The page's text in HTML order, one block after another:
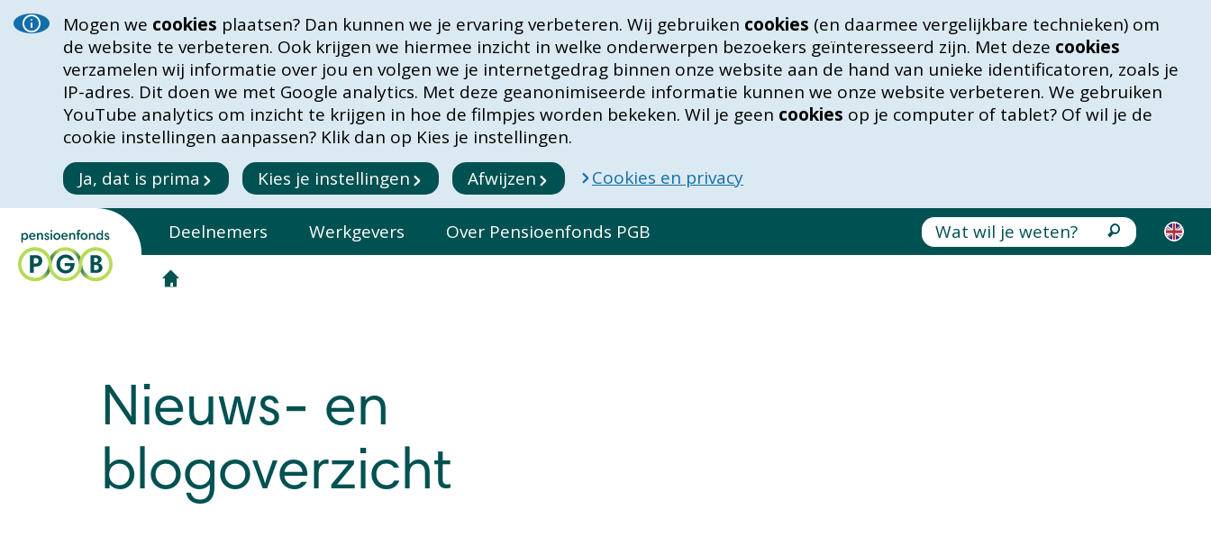
Mogen we cookies plaatsen? Dan kunnen we je ervaring verbeteren. Wij gebruiken cookies (en daarmee vergelijkbare technieken) om
de website te verbeteren. Ook krijgen we hiermee inzicht in welke onderwerpen bezoekers geïnteresseerd zijn. Met deze cookies
verzamelen wij informatie over jou en volgen we je internetgedrag binnen onze website aan de hand van unieke identificatoren, zoals je
IP-adres. Dit doen we met Google analytics. Met deze geanonimiseerde informatie kunnen we onze website verbeteren. We gebruiken
YouTube analytics om inzicht te krijgen in hoe de filmpjes worden bekeken. Wil je geen cookies op je computer of tablet? Of wil je de
cookie instellingen aanpassen? Klik dan op Kies je instellingen.
Ja, dat is prima
Kies je instellingen Afwijzen Cookies en privacy
Deelnemers Werkgevers Over Pensioenfonds PGB
Nieuws- en
blogoverzicht